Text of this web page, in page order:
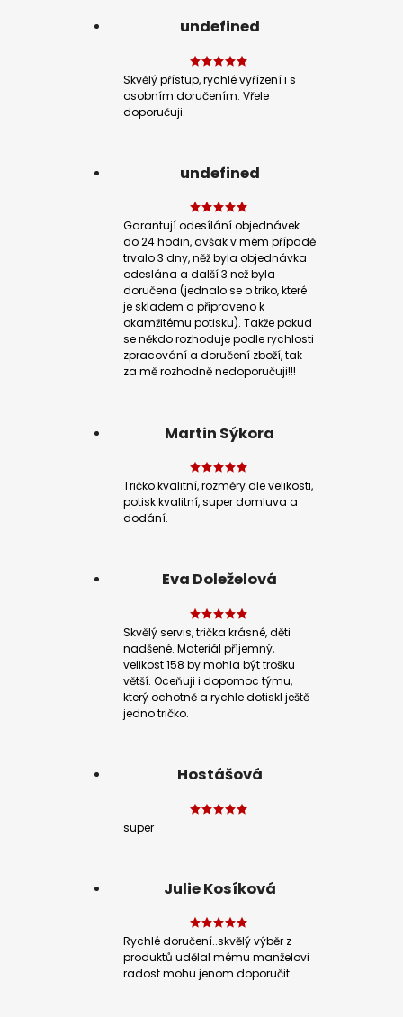
undefined
Skvělý přístup, rychlé vyřízení i s
osobním doručením. Vřele
doporučuji.
undefined
Garantují odesílání objednávek
do 24 hodin, avšak v mém případě
trvalo 3 dny, něž byla objednávka
odeslána a další 3 než byla
doručena (jednalo se o triko, které
je skladem a připraveno k
okamžitému potisku). Takže pokud
se někdo rozhoduje podle rychlosti
zpracování a doručení zboží, tak
za mě rozhodně nedoporučuji!!!
Martin Sýkora
Tričko kvalitní, rozměry dle velikosti,
potisk kvalitní, super domluva a
dodání.
Eva Doleželová
Skvělý servis, trička krásné, děti
nadšené. Materiál příjemný,
velikost 158 by mohla být trošku
větší. Oceňuji i dopomoc týmu,
který ochotně a rychle dotiskl ještě
jedno tričko.
Hostášová
super
Julie Kosíková
Rychlé doručení..skvělý výběr z
produktů udělal mému manželovi
radost mohu jenom doporučit ..